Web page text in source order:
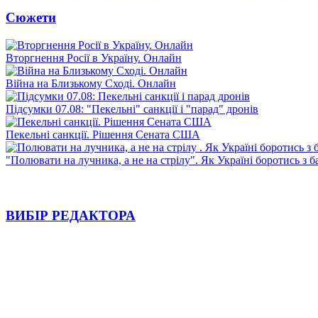
Сюжети
Вторгнення Росії в Україну. Онлайн
Війна на Близькому Сході. Онлайн
Підсумки 07.08: "Пекельні" санкції і "парад" дронів
Пекельні санкції. Рішення Сената США
"Полювати на лучника, а не на стрілу". Як Україні боротись з
ВИБІР РЕДАКТОРА